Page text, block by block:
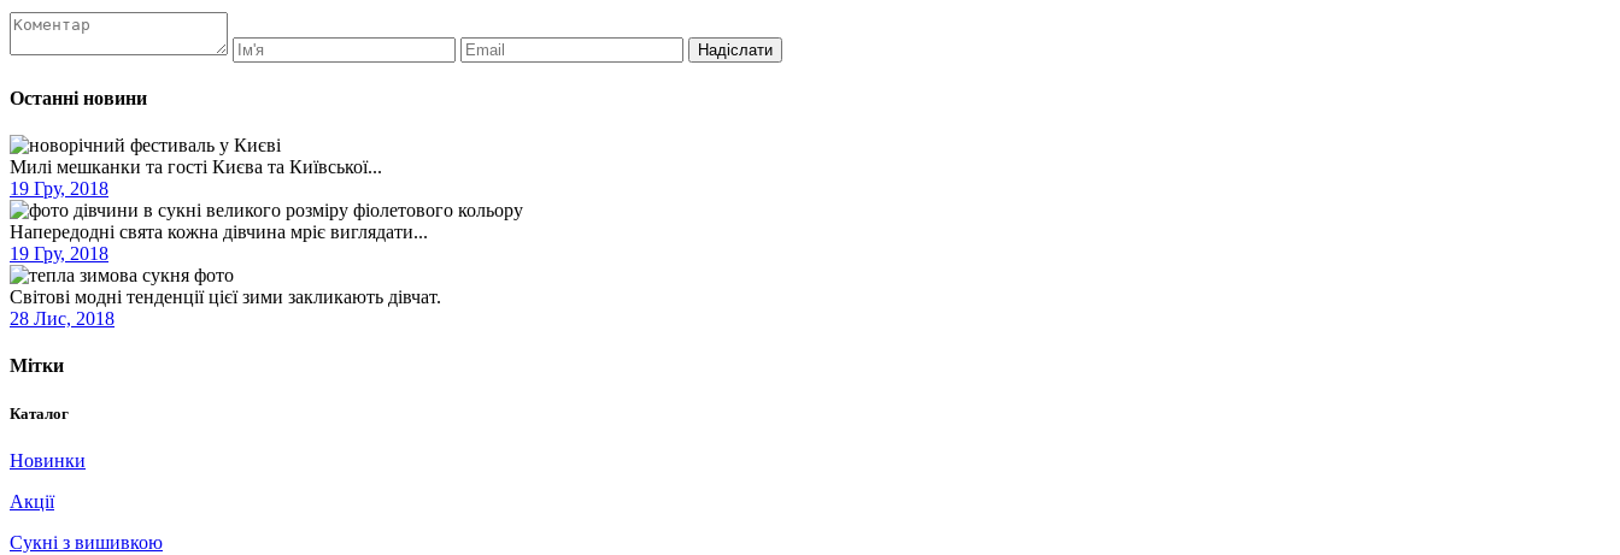
Останні новини
Милі мешканки та гості Києва та Київської...
19 Гру, 2018
Напередодні свята кожна дівчина мріє виглядати...
19 Гру, 2018
Світові модні тенденції цієї зими закликають дівчат.
28 Лис, 2018
Мітки
Каталог
Новинки
Акції
Сукні з вишивкою